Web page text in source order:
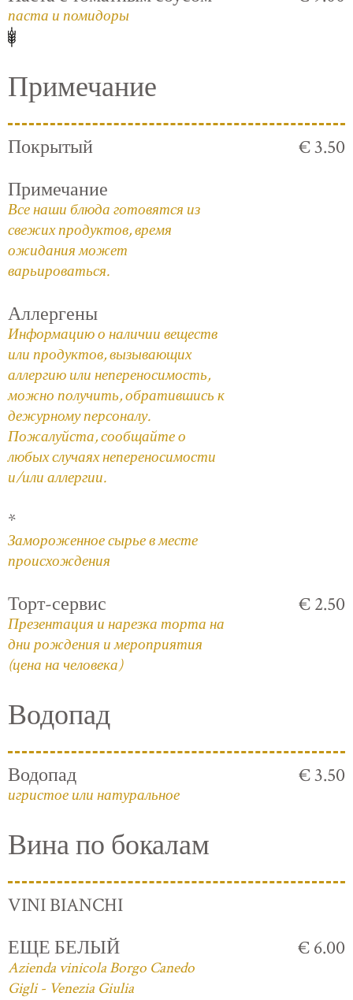
паста и помидоры
Примечание
Покрытый
€ 3.50
Примечание
Все наши блюда готовятся из
свежих продуктов, время
ожидания может
варьироваться.
Аллергены
Информацию о наличии веществ
или продуктов, вызывающих
аллергию или непереносимость,
можно получить, обратившись к
дежурному персоналу.
Пожалуйста, сообщайте о
любых случаях непереносимости
и/или аллергии.
*
Замороженное сырье в месте
происхождения
Торт-сервис
Презентация и нарезка торта на
дни рождения и мероприятия
(цена на человека)
€ 2.50
Водопад
Водопад
игристое или натуральное
€ 3.50
Вина по бокалам
VINI BIANCHI
ЕЩЕ БЕЛЫЙ
Azienda vinicola Borgo Canedo
Gigli - Venezia Giulia
€ 6.00